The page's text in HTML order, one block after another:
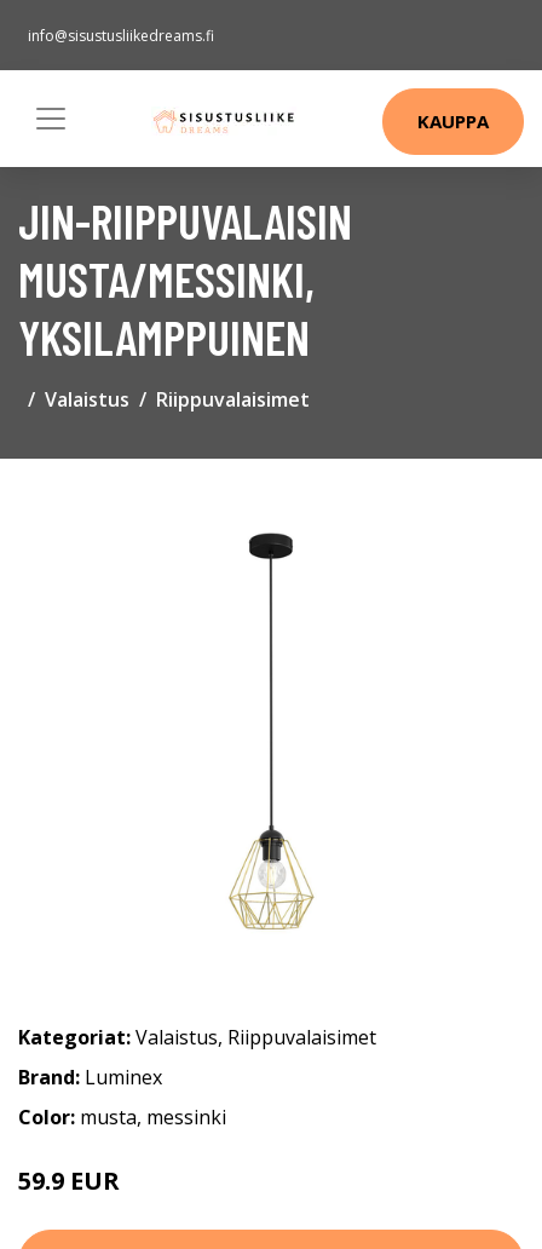
info@sisustusliikedreams.fi
KAUPPA
JIN-RIIPPUVALAISIN
MUSTA/MESSINKI,
YKSILAMPPUINEN
Valaistus Riippuvalaisimet
Kategoriat:Valaistus, Riippuvalaisimet
Brand: Luminex
Color: musta, messinki
59.9 EUR